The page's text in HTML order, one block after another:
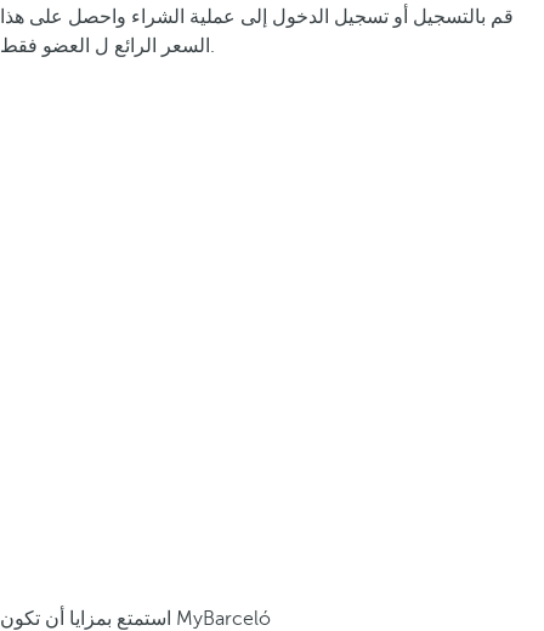
قم بالتسجيل أو تسجيل الدخول إلى عملية الشراء واحصل على هذا
السعر الرائع ل العضو فقط.
استمتع بمزايا أن تكون MyBarceló